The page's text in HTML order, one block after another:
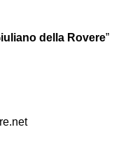
della Rovere”